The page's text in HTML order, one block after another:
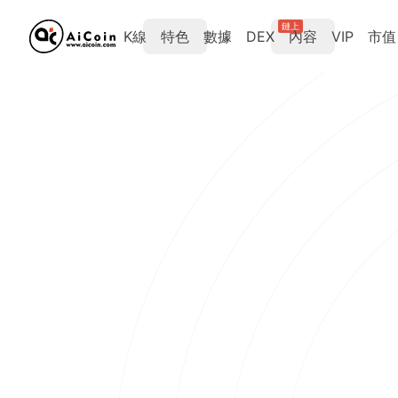
K線 特色 數據 DEX
鏈上
內容 VIP 市值